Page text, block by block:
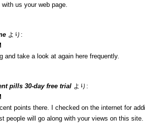
us your web page.
より:
and take a look at again here frequently.
pills 30-day free trial より:
points there. I checked on the internet for
people will go along with your views on this site.